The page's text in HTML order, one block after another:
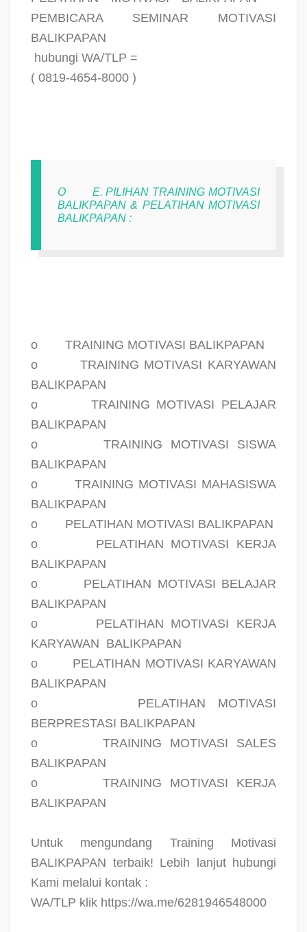
PEMBICARA SEMINAR MOTIVASI
BALIKPAPAN
hubungi WA/TLP =
( 0819-4654-8000 )
O
E. PILIHAN TRAINING MOTIVASI
BALIKPAPAN & PELATIHAN MOTIVASI
BALIKPAPAN :
o
TRAINING MOTIVASI BALIKPAPAN
o
TRAINING MOTIVASI KARYAWAN
BALIKPAPAN
o
TRAINING MOTIVASI PELAJAR
BALIKPAPAN
o
TRAINING MOTIVASI SISWA
BALIKPAPAN
o
TRAINING MOTIVASI MAHASISWA
BALIKPAPAN
o
PELATIHAN MOTIVASI BALIKPAPAN
o
PELATIHAN MOTIVASI KERJA
BALIKPAPAN
o
PELATIHAN MOTIVASI BELAJAR
BALIKPAPAN
o
PELATIHAN MOTIVASI KERJA
KARYAWAN BALIKPAPAN
o
PELATIHAN MOTIVASI KARYAWAN
BALIKPAPAN
o
PELATIHAN MOTIVASI
BERPRESTASI BALIKPAPAN
o
TRAINING MOTIVASI SALES
BALIKPAPAN
o
TRAINING MOTIVASI KERJA
BALIKPAPAN
Untuk mengundang Training Motivasi
BALIKPAPAN terbaik! Lebih lanjut hubungi
Kami melalui kontak :
WA/TLP klik https://wa.me/6281946548000